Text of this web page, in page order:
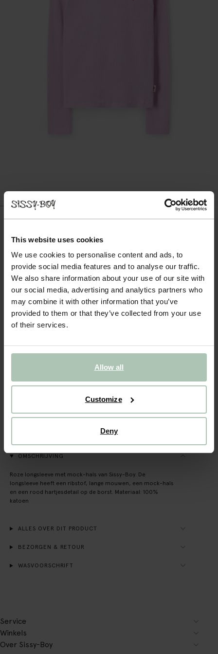
This website uses cookies
We use cookies to personalise content and ads, to
provide social media features and to analyse our traffic.
We also share information about your use of our site with
our social media, advertising and analytics partners who
may combine it with other information that you’ve
provided to them or that they’ve collected from your use
of their services.
Allow all
Customize
Deny
Roze longsleeve
29.99 17.99
Kies jouw maat
98-104 110-116 122-128 134-140 146-152
Gratis verzending naar winkel
Achteraf betalen
OMSCHRIJVING
Roze longsleeve met mock-hals van Sissy-Boy. De
longsleeve heeft een ribstof, lange mouwen, een mock-hals
en een rood hartjesdetail op de borst. Materiaal: 100%
katoen
ALLES OVER DIT PRODUCT
BEZORGEN & RETOUR
WASVOORSCHRIFT
Service
Winkels
Over Sissy-Boy